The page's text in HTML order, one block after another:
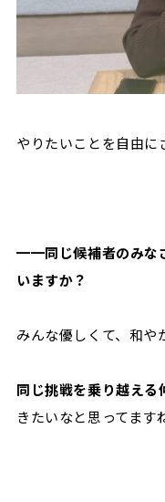
やりたいことを自由に
━━同じ候補者のみな
いますか？
みんな優しくて、和や
同じ挑戦を乗り越える
きたいなと思ってます